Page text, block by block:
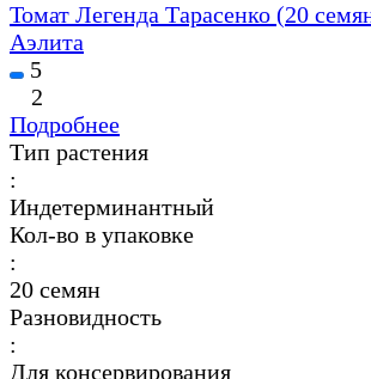
Томат Легенда Тарасенко (20
Аэлита
5
2
Подробнее
Тип растения
:
Индетерминантный
Кол-во в упаковке
:
20 семян
Разновидность
:
Для консервирования